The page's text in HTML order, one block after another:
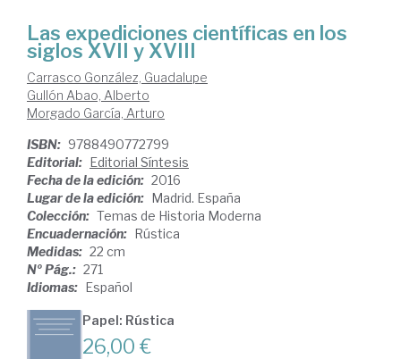
Las expediciones científicas en los
siglos XVII y XVIII
Carrasco González, Guadalupe
Gullón Abao, Alberto
Morgado García, Arturo
ISBN: 9788490772799
Editorial: Editorial Síntesis
Fecha de la edición: 2016
Lugar de la edición: Madrid. España
Colección: Temas de Historia Moderna
Encuadernación: Rústica
Medidas: 22 cm
Nº Pág.: 271
Idiomas: Español
Papel: Rústica
26,00 €